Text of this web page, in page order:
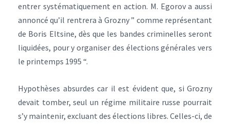
entrer systématiquement en action. M. Egorov a aussi
annoncé qu’il rentrera à Grozny ” comme représentant
de Boris Eltsine, dès que les bandes criminelles seront
liquidées, pour y organiser des élections générales vers
le printemps 1995 “.
Hypothèses absurdes car il est évident que, si Grozny
devait tomber, seul un régime militaire russe pourrait
s’y maintenir, excluant des élections libres. Celles-ci, de